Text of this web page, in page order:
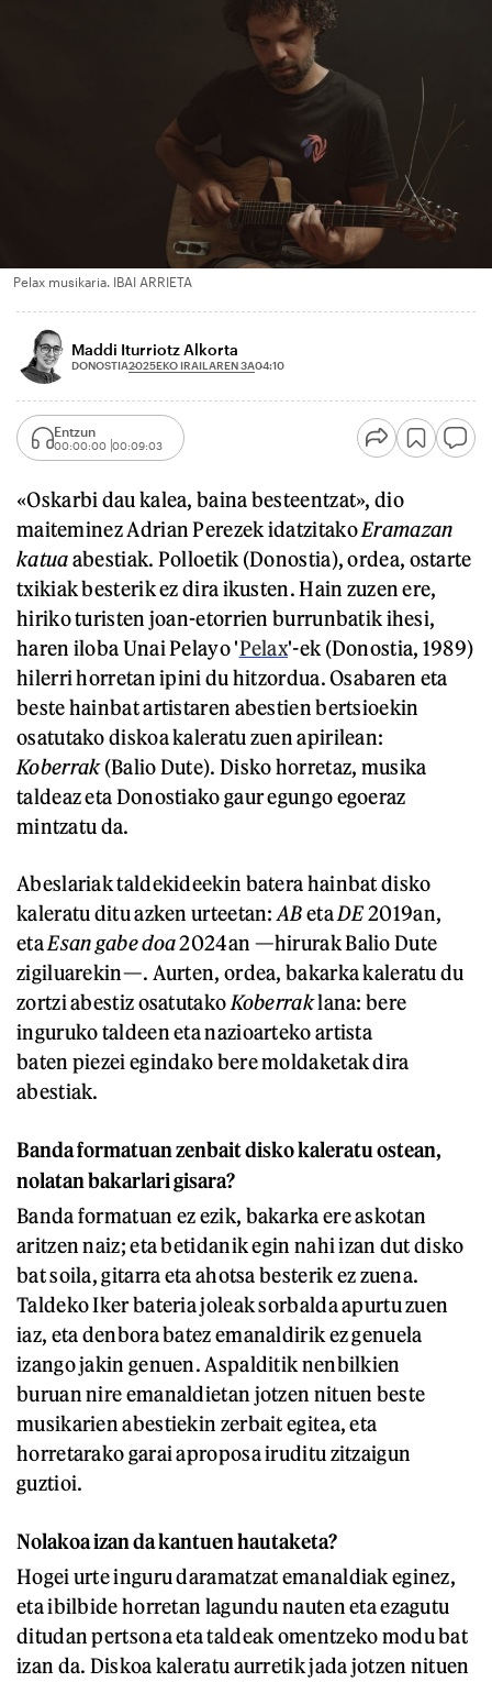
Pelax musikaria. IBAI ARRIETA
Maddi Iturriotz Alkorta
DONOSTIA2025EKO IRAILAREN 3A04:10
Entzun
00:00:00 00:09:03
«Oskarbi dau kalea, baina besteentzat», dio
maiteminez Adrian Perezek idatzitakoEramazan
katuaabestiak. Polloetik (Donostia), ordea, ostarte
txikiak besterik ez dira ikusten. Hain zuzen ere,
hiriko turisten joan-etorrien burrunbatik ihesi,
haren iloba Unai Pelayo 'Pelax'-ek (Donostia, 1989)
hilerri horretan ipini du hitzordua. Osabaren eta
beste hainbat artistaren abestien bertsioekin
osatutako diskoa kaleratu zuen apirilean:
Koberrak(Balio Dute). Disko horretaz, musika
taldeaz eta Donostiako gaur egungo egoeraz
mintzatu da.
Abeslariak taldekideekin batera hainbat disko
kaleratu ditu azken urteetan:ABetaDE2019an,
etaEsan gabe doa2024an —hirurak Balio Dute
zigiluarekin—. Aurten, ordea, bakarka kaleratu du
zortzi abestiz osatutako Koberraklana: bere
inguruko taldeen eta nazioarteko artista
baten piezei egindako bere moldaketak dira
abestiak.
Banda formatuan zenbait disko kaleratu ostean,
nolatan bakarlari gisara?
Banda formatuan ez ezik, bakarka ere askotan
aritzen naiz; eta betidanik egin nahi izan dut disko
bat soila, gitarra eta ahotsa besterik ez zuena.
Taldeko Iker bateria joleak sorbalda apurtu zuen
iaz, eta denbora batez emanaldirik ez genuela
izango jakin genuen. Aspalditik nenbilkien
buruan nire emanaldietan jotzen nituen beste
musikarien abestiekin zerbait egitea, eta
horretarako garai aproposa iruditu zitzaigun
guztioi.
Nolakoa izan da kantuen hautaketa?
Hogei urte inguru daramatzat emanaldiak eginez,
eta ibilbide horretan lagundu nauten eta ezagutu
ditudan pertsona eta taldeak omentzeko modu bat
izan da. Diskoa kaleratu aurretik jada jotzen nituen